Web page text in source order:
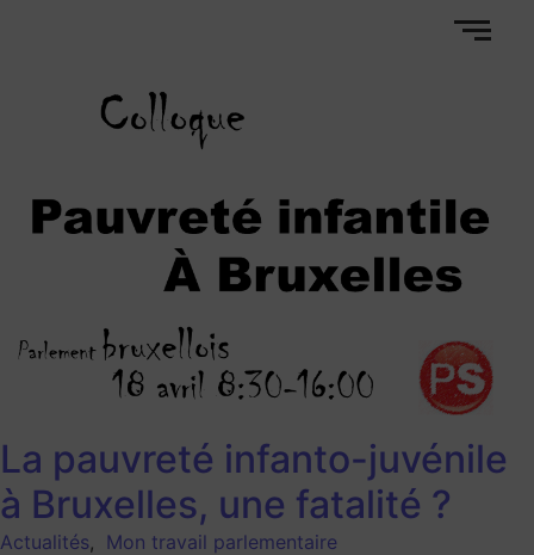
La pauvreté infanto-juvénile
à Bruxelles, une fatalité ?
Actualités, Mon travail parlementaire